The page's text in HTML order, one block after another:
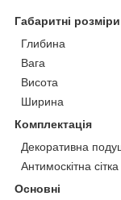
Габаритні
Глибина
Вага
Висота
Ширина
Комплектація
Декоративна
Антимоскітна сітка
Основні